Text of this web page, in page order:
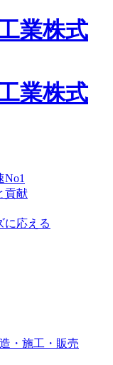
No1
貢献
に応える
・施工・販売